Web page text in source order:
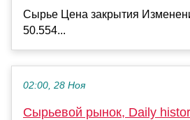
Сырье Цена закрытия
50.554...
02:00, 28 Ноя
Сырьевой рынок, Daily